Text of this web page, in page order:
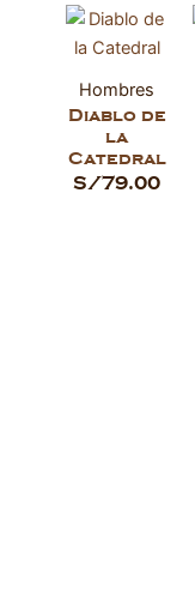
Hombres
Diablo de
la
Catedral
S/79.00